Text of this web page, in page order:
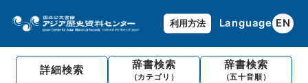
利用方法 Language EN
詳細検索 辞書検索
（カテゴリ）
辞書検索
（五十音順）